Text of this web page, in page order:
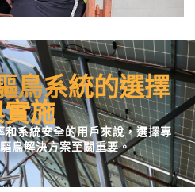
鳥系統的選擇
施
系統安全的用戶來說，選擇專
鳥解決方案至關重要。